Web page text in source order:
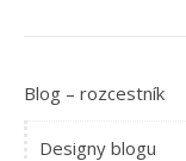
Blog – rozcestník
Designy blogu